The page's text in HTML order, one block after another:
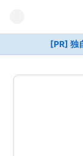
[PR] 独